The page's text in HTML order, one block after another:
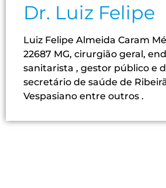
Dr. Luiz Felipe
Luiz Felipe Almeida Caram
22687 MG, cirurgião geral,
sanitarista , gestor público e
secretário de saúde de
Vespasiano entre outros .